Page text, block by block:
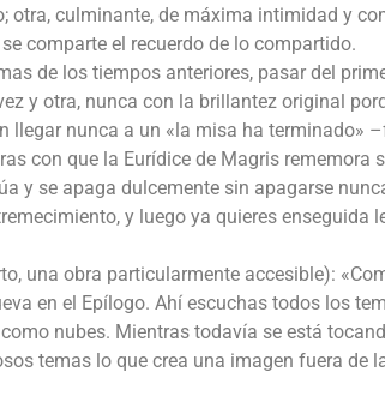
otra, culminante, de máxima intimidad y
comparte el recuerdo de lo compartido.
de los tiempos anteriores, pasar del
y otra, nunca con la brillantez original
llegar nunca a un «la misa ha terminado»
con que la Eurídice de Magris rememora
y se apaga dulcemente sin apagarse
y luego ya quieres enseguida
una obra particularmente accesible):
en el Epílogo. Ahí escuchas todos los
nubes. Mientras todavía se está
temas lo que crea una imagen fuera de